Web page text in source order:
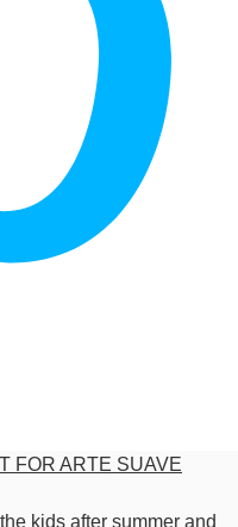
FOR ARTE SUAVE
kids after summer and